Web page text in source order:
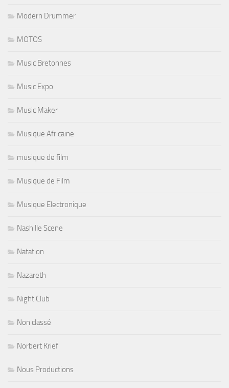
Modern Drummer
MOTOS
Music Bretonnes
Music Expo
Music Maker
Musique Africaine
musique de film
Musique de Film
Musique Electronique
Nashille Scene
Natation
Nazareth
Night Club
Non classé
Norbert Krief
Nous Productions